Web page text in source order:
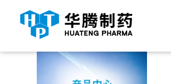
当前位置： 首页 产品中心